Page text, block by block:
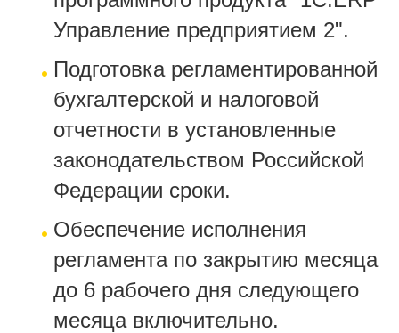
Управление предприятием 2".
Подготовка регламентированной
бухгалтерской и налоговой
отчетности в установленные
законодательством Российской
Федерации сроки.
Обеспечение исполнения
регламента по закрытию месяца
до 6 рабочего дня следующего
месяца включительно.